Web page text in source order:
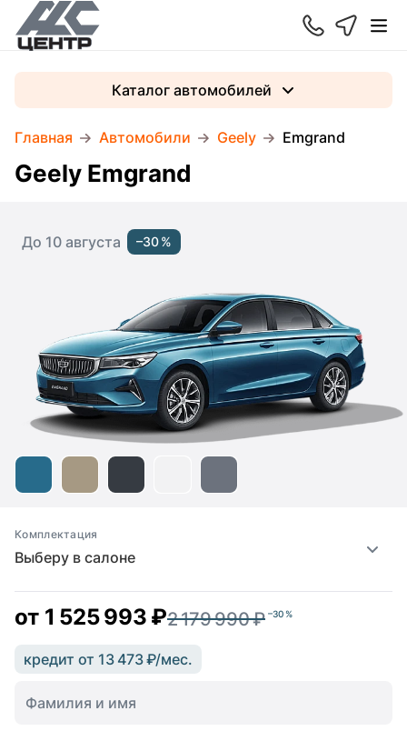
Главная Автомобили Geely Emgrand
Каталог автомобилей
Geely Emgrand
До 10 августа –30 %
Выберу в салоне
Комплектация
от 1 525 993 ₽2 179 990 ₽ –30 %
кредит от 13 473 ₽/мес.